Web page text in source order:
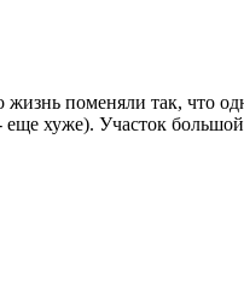
поменяли так, что
хуже). Участок